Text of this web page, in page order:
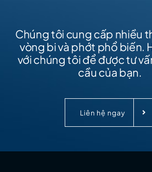
Chúng tôi cung cấp nhiều
vòng bi và phớt phổ biến.
với chúng tôi để được tư
cầu của bạn.
Liên hệ ngay